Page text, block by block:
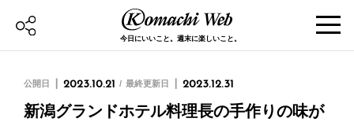
今日にいいこと。週末に楽しいこと。
公開日 2023.10.21 最終更新日 2023.12.31
新潟グランドホテル料理長の手作りの味が